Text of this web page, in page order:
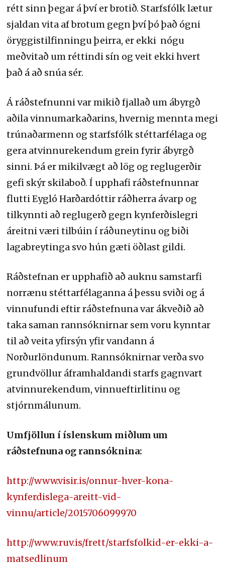
rétt sinn þegar á því er brotið. Starfsfólk lætur
sjaldan vita af brotum gegn því þó það ógni
öryggistilfinningu þeirra, er ekki nógu
meðvitað um réttindi sín og veit ekki hvert
það á að snúa sér.
Á ráðstefnunni var mikið fjallað um ábyrgð
aðila vinnumarkaðarins, hvernig mennta megi
trúnaðarmenn og starfsfólk stéttarfélaga og
gera atvinnurekendum grein fyrir ábyrgð
sinni. Þá er mikilvægt að lög og reglugerðir
gefi skýr skilaboð. Í upphafi ráðstefnunnar
flutti Eygló Harðardóttir ráðherra ávarp og
tilkynnti að reglugerð gegn kynferðislegri
áreitni væri tilbúin í ráðuneytinu og biði
lagabreytinga svo hún gæti öðlast gildi.
Ráðstefnan er upphafið að auknu samstarfi
norrænu stéttarfélaganna á þessu sviði og á
vinnufundi eftir ráðstefnuna var ákveðið að
taka saman rannsóknirnar sem voru kynntar
til að veita yfirsýn yfir vandann á
Norðurlöndunum. Rannsóknirnar verða svo
grundvöllur áframhaldandi starfs gagnvart
atvinnurekendum, vinnueftirlitinu og
stjórnmálunum.
Umfjöllun í íslenskum miðlum um
ráðstefnuna og rannsóknina:
http://www.visir.is/onnur-hver-kona-
kynferdislega-areitt-vid-
vinnu/article/2015706099970
http://www.ruv.is/frett/starfsfolkid-er-ekki-a-
matsedlinum